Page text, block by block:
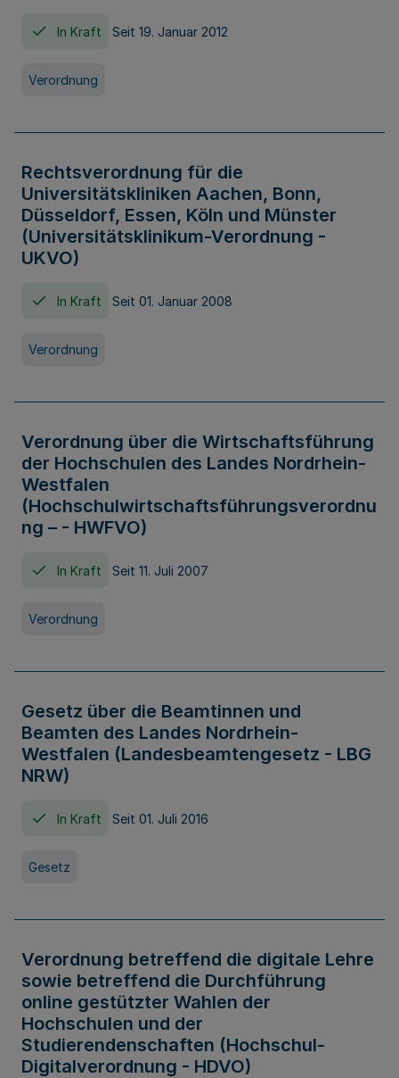
In Kraft Seit 19. Januar 2012
Verordnung
Rechtsverordnung für die
Universitätskliniken Aachen, Bonn,
Düsseldorf, Essen, Köln und Münster
(Universitätsklinikum-Verordnung -
UKVO)
In Kraft Seit 01. Januar 2008
Verordnung
Verordnung über die Wirtschaftsführung
der Hochschulen des Landes Nordrhein-
Westfalen
(Hochschulwirtschaftsführungsverordnu
ng – - HWFVO)
In Kraft Seit 11. Juli 2007
Verordnung
Gesetz über die Beamtinnen und
Beamten des Landes Nordrhein-
Westfalen (Landesbeamtengesetz - LBG
NRW)
In Kraft Seit 01. Juli 2016
Gesetz
Verordnung betreffend die digitale Lehre
sowie betreffend die Durchführung
online gestützter Wahlen der
Hochschulen und der
Studierendenschaften (Hochschul-
Digitalverordnung - HDVO)